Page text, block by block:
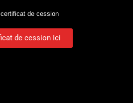
de cession
de cession Ici